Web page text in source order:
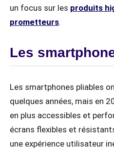
un focus sur les produits
prometteurs.
Les
Les smartphones pliables
quelques années, mais en
en plus accessibles et
écrans flexibles et
une expérience utilisateur